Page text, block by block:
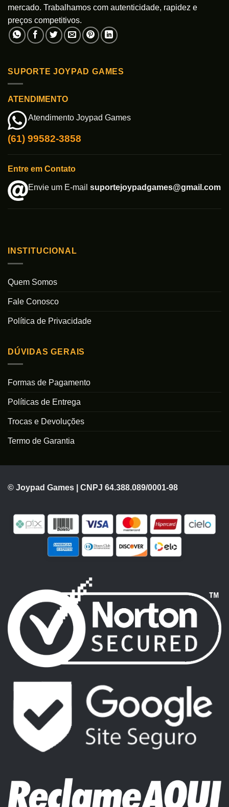
mercado. Trabalhamos com autenticidade, rapidez e
preços competitivos.
SUPORTE JOYPAD GAMES
ATENDIMENTO
Atendimento Joypad Games
(61) 99582-3858
Entre em Contato
Envie um E-mail suportejoypadgames@gmail.com
INSTITUCIONAL
Quem Somos
Fale Conosco
Política de Privacidade
DÚVIDAS GERAIS
Formas de Pagamento
Políticas de Entrega
Trocas e Devoluções
Termo de Garantia
© Joypad Games | CNPJ 64.388.089/0001-98